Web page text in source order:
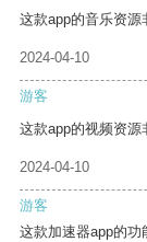
这款app的音乐资源
2024-04-10
游客
这款app的视频资源
2024-04-10
游客
这款加速器app的